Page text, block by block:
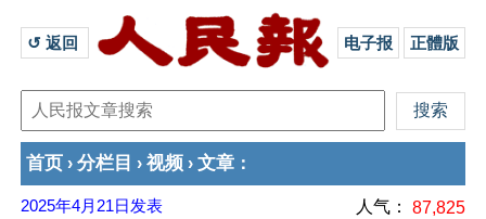
↺ 返回 电子报 正體版
首页 › 分栏目 › 视频 › 文章 ：
2025年4月21日 发表 人气： 87,825